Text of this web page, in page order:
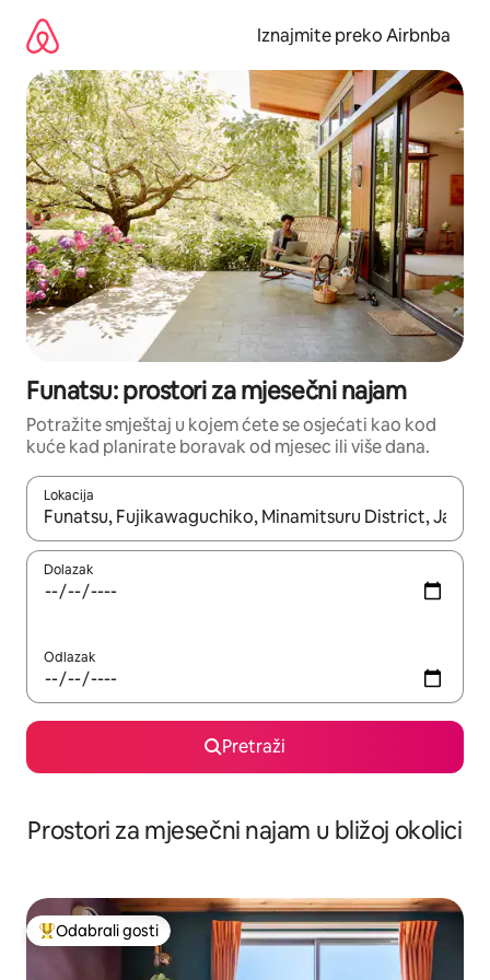
sadržaj
Iznajmite preko Airbnba
Funatsu: prostori za mjesečni najam
Potražite smještaj u kojem ćete se osjećati kao kod
kuće kad planirate boravak od mjesec ili više dana.
Lokacija
Kada budu dostupni rezultati, moći ćete ih pregledati
Dolazak
Odlazak
Pretraži
Prostori za mjesečni najam u bližoj okolici
Među najviše rangiranima s oznakom „Odabrali gosti”
Odabrali gosti